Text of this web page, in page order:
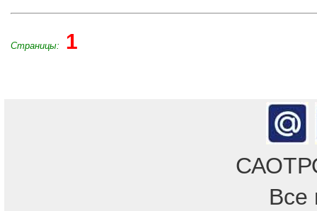
Страницы: 1
Все